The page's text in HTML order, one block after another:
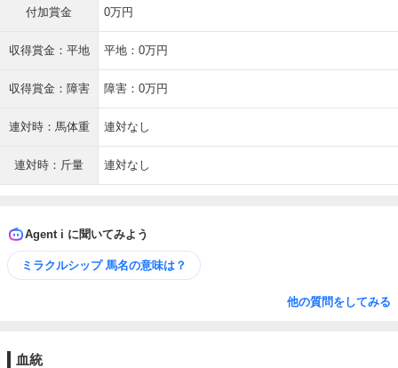
付加賞金 0万円
収得賞金：平地 平地：0万円
収得賞金：障害 障害：0万円
連対時：馬体重 連対なし
連対時：斤量 連対なし
Agent i に聞いてみよう
ミラクルシップ 馬名の意味は？
他の質問をしてみる
血統